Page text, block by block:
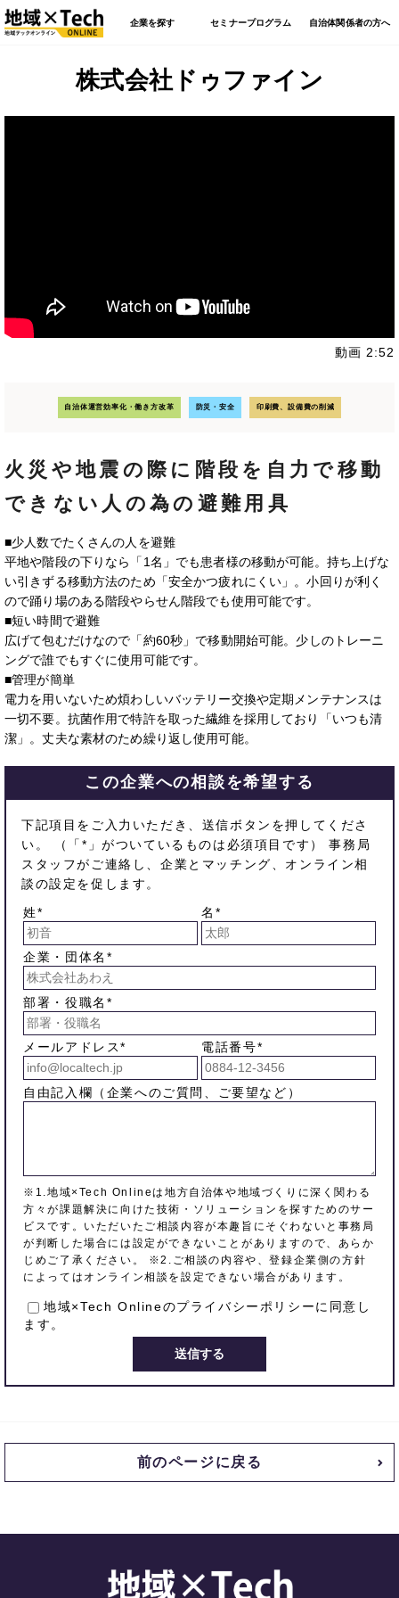
企業を探す セミナープログラム 自治体関係者の方へ
株式会社ドゥファイン
動画 2:52
自治体運営効率化・働き方改革 防災・安全 印刷費、設備費の削減
火災や地震の際に階段を自力で移動
できない人の為の避難用具
■少人数でたくさんの人を避難
平地や階段の下りなら「1名」でも患者様の移動が可能。持ち上げな
い引きずる移動方法のため「安全かつ疲れにくい」。小回りが利く
ので踊り場のある階段やらせん階段でも使⽤可能です。
■短い時間で避難
広げて包むだけなので「約60秒」で移動開始可能。少しのトレーニ
ングで誰でもすぐに使用可能です。
■管理が簡単
電⼒を⽤いないため煩わしいバッテリー交換や定期メンテナンスは
⼀切不要。抗菌作用で特許を取った繊維を採用しており「いつも清
潔」。丈夫な素材のため繰り返し使用可能。
この企業への相談を希望する
下記項目をご入力いただき、送信ボタンを押してくださ
い。 （「*」がついているものは必須項目です） 事務局
スタッフがご連絡し、企業とマッチング、オンライン相
談の設定を促します。
姓*
名*
企業・団体名*
部署・役職名*
メールアドレス* 電話番号*
自由記入欄（企業へのご質問、ご要望など）
※1.地域×Tech Onlineは地方自治体や地域づくりに深く関わる
方々が課題解決に向けた技術・ソリューションを探すためのサー
ビスです。いただいたご相談内容が本趣旨にそぐわないと事務局
が判断した場合には設定ができないことがありますので、あらか
じめご了承ください。 ※2.ご相談の内容や、登録企業側の方針
によってはオンライン相談を設定できない場合があります。
地域×Tech Onlineのプライバシーポリシーに同意し
ます。
前のページに戻る